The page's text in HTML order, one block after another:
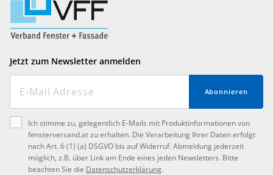
Jetzt zum Newsletter anmelden
Abonnieren
Ich stimme zu, gelegentlich E-Mails mit Produktinformationen von
fensterversand.at zu erhalten. Die Verarbeitung Ihrer Daten erfolgt
nach Art. 6 (1) (a) DSGVO bis auf Widerruf. Abmeldung jederzeit
möglich, z.B. über Link am Ende eines jeden Newsletters. Bitte
beachten Sie die Datenschutzerklärung.